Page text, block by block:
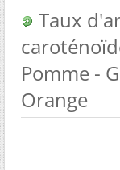
Taux
Pomme -
Orange